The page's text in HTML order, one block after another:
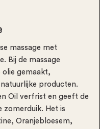
massage met
Bij de massage
olie gemaakt,
producten.
Oil verfrist en geeft de
zomerduik. Het is
Oranjebloesem,